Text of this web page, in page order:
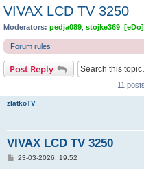
VIVAX LCD TV 3250
Moderators: pedja089 stojke369 [eDo]
Forum rules
Post Reply
11
zlatkoTV
VIVAX LCD TV 3250
P23-03-2026, 19:52